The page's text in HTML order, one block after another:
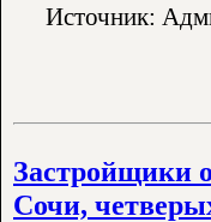
Источник:
Застройщики
Сочи,